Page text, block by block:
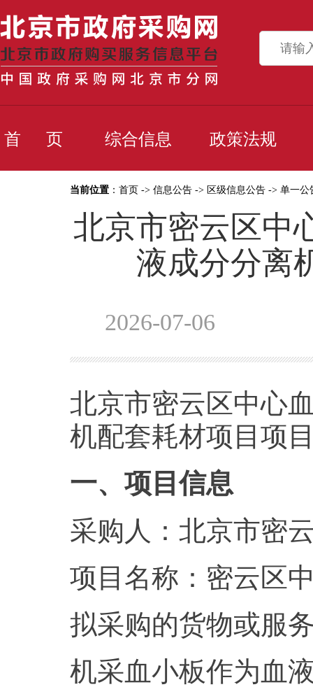
首 页 综合信息 政策法规
当前位置 ： 首页 -> 信息公告 -> 区级信息公告 -> 单一公
北京市密云区中
液成分分离
2026-07-06
北京市密云区中心
机配套耗材项目项
一、项目信息
采购人：北京市密
项目名称：密云区
拟采购的货物或
机采血小板作为血